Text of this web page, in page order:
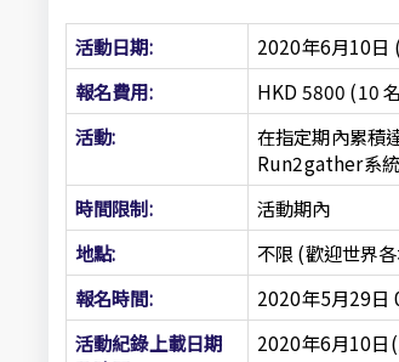
活動日期:
2020年6月10日
報名費用:
HKD 5800 (10
活動:
在指定期內累積
Run2gather系
時間限制:
活動期內
地點:
不限 (歡迎世界
報名時間:
2020年5月29日
活動紀錄上載日期
2020年6月10日